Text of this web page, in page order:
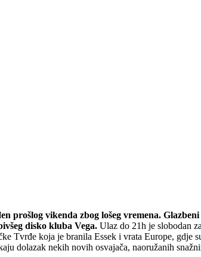
prošlog vikenda zbog lošeg vremena.
disko kluba Vega. Ulaz do 21h je slobodan
Tvrđe koja je branila Essek i vrata Europe, gdje
dolazak nekih novih osvajača, naoružanih